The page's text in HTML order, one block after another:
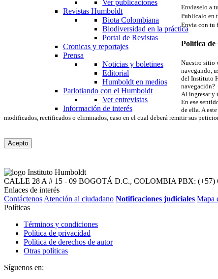
Ver publicaciones
Revistas Humboldt
Biota Colombiana
Biodiversidad en la práctica
Portal de Revistas
Cronicas y reportajes
Prensa
Noticias y boletines
Editorial
Humboldt en medios
Parlotiando con el Humboldt
Ver entrevistas
Información de interés
Enviaselo a
Publicalo en
Envia con tu
Política de
Nuestro sitio
navegando,
del Instituto
navegación?
Al ingresar y
En ese
de ella. A
modificados, rectificados o eliminados, caso en el cual deberá remitir sus
Acepto
CALLE 28 A # 15 - 09 BOGOTÁ D.C., COLOMBIA PBX: (+57)
Enlaces de interés
Contáctenos Atención al ciudadano Notificaciones judiciales Mapa
Políticas
Términos y condiciones
Política de privacidad
Política de derechos de autor
Otras políticas
Síguenos en: